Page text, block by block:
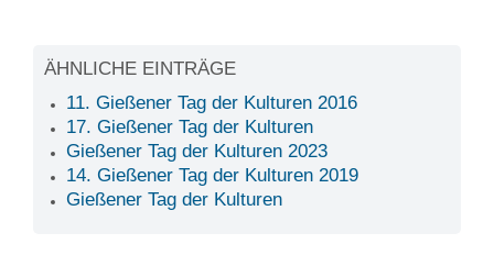
ÄHNLICHE EINTRÄGE
11. Gießener Tag der Kulturen 2016
17. Gießener Tag der Kulturen
Gießener Tag der Kulturen 2023
14. Gießener Tag der Kulturen 2019
Gießener Tag der Kulturen